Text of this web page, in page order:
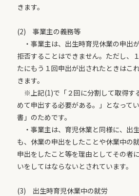
きます。
(2) 事業主の義務等
・事業主は、出生時育児休業の申出
拒否することはできません。ただし、
たにもう１回申出が出されたときはこ
きます。
※上記(1)で「２回に分割して取得す
めて申出する必要がある。」となって
書」のためです。
・事業主は、育児休業と同様に、出
も、休業の申出をしたことや休業中の
申出をしたこと等を理由としてその者
いをしてはならないとされています。
(3) 出生時育児休業中の就労